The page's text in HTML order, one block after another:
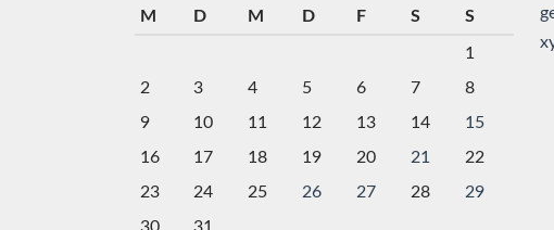
M D M D F S S
1
2
3 4 5 6 7
8
9
10 11 12 13 14
15
16
17 18 19 20 21
22
23
24 25 26 27 28
29